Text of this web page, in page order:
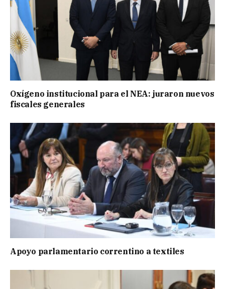
Oxígeno institucional para el NEA: juraron nuevos
fiscales generales
Apoyo parlamentario correntino a textiles